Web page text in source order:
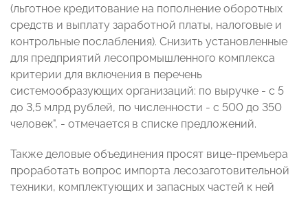
(льготное кредитование на пополнение оборотных
средств и выплату заработной платы, налоговые и
контрольные послабления). Снизить установленные
для предприятий лесопромышленного комплекса
критерии для включения в перечень
системообразующих организаций: по выручке - с 5
до 3,5 млрд рублей, по численности - с 500 до 350
человек", - отмечается в списке предложений.
Также деловые объединения просят вице-премьера
проработать вопрос импорта лесозаготовительной
техники, комплектующих и запасных частей к ней